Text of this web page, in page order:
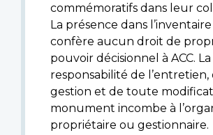
commémoratifs dans leur
La présence dans
confère aucun droit de
pouvoir décisionnel à ACC. La
responsabilité de l’entretien,
gestion et de toute
monument incombe à
propriétaire ou gestionnaire.